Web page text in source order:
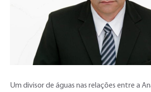
Um divisor de águas nas relações entre a